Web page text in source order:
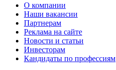
О компании
Наши вакансии
Партнерам
Реклама на сайте
Новости и статьи
Инвесторам
Кандидаты по профессиям